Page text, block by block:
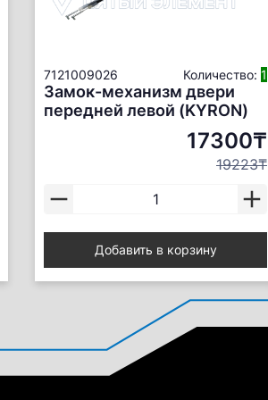
7121009026 Количество: 1
Замок-механизм двери
передней левой (KYRON)
17300₸
19223₸
Добавить в корзину